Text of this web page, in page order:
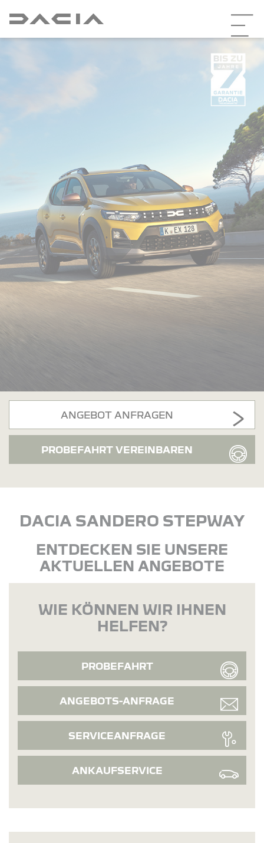
ANGEBOT ANFRAGEN
PROBEFAHRT VEREINBAREN
DACIA SANDERO STEPWAY
ENTDECKEN SIE UNSERE
AKTUELLEN ANGEBOTE
WIE KÖNNEN WIR IHNEN
HELFEN?
PROBEFAHRT
ANGEBOTS-ANFRAGE
SERVICEANFRAGE
ANKAUFSERVICE